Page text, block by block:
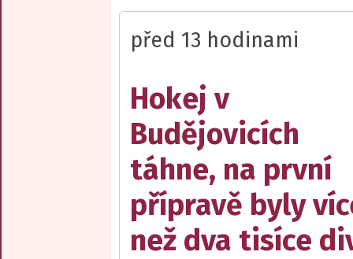
před 13 hodinami
Hokej v
Budějovicích
táhne, na první
přípravě byly
než dva tisíce